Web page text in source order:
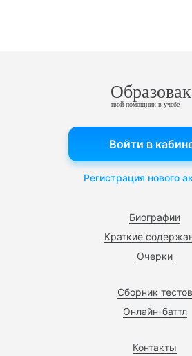
твой помощник в учебе
Биографии
Краткие
Очерки
Сборник тестов
Онлайн-баттл
Контакты
Войти в
Регистрация нового